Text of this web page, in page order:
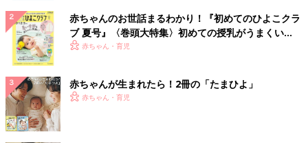
調理／宮本千夏先生（料理研究家・フードコーディネーター）
撮影／谷口憲児
スタイリング／宮澤由香
幼児食のお約束（調理をする前に必ずお読みくださ
い）
赤ちゃんのお世話まるわかり！『初めてのひよこクラ
ブ 夏号』〈巻頭大特集〉初めての授乳がうまくい
く！ おっぱい・ミルクの基本と夏のトラブル 解決テ
赤ちゃん・育児
赤ちゃんが生まれたら！2冊の「たまひよ」
赤ちゃん・育児